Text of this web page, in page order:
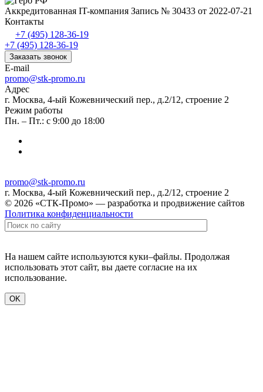
Аккредитованная IT-компания Запись № 30433 от 2022-07-21
Контакты
+7 (495) 128-36-19
+7 (495) 128-36-19
Заказать звонок
E-mail
promo@stk-promo.ru
Адрес
г. Москва, 4-ый Кожевнический пер., д.2/12, строение 2
Режим работы
Пн. – Пт.: с 9:00 до 18:00
promo@stk-promo.ru
г. Москва, 4-ый Кожевнический пер., д.2/12, строение 2
© 2026 «СТК-Промо» — разработка и продвижение сайтов
Политика конфиденциальности
На нашем сайте используются куки–файлы. Продолжая
использовать этот сайт, вы даете согласие на их
использование.
OK